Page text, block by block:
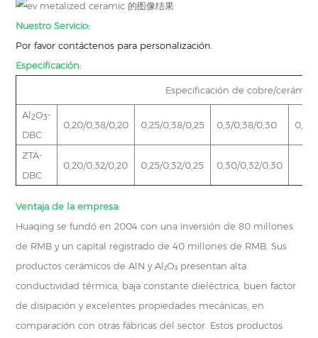
Nuestro Servicio:
Por favor contáctenos para personalización.
Especificación:
Especificación de cobre/
Al2O3-
DBC
0,20/0,38/0,20 0,25/0,38/0,25 0,3/0,38/0,30
ZTA-
DBC
0,20/0,32/0,20 0,25/0,32/0,25 0,30/0,32/0,30
Ventaja de la empresa:
Huaqing se fundó en 2004 con una inversión de 80 millones
de RMB y un capital registrado de 40 millones de RMB. Sus
productos cerámicos de AlN y Al₂O₃ presentan alta
conductividad térmica, baja constante dieléctrica, buen factor
de disipación y excelentes propiedades mecánicas, en
comparación con otras fábricas del sector. Estos productos